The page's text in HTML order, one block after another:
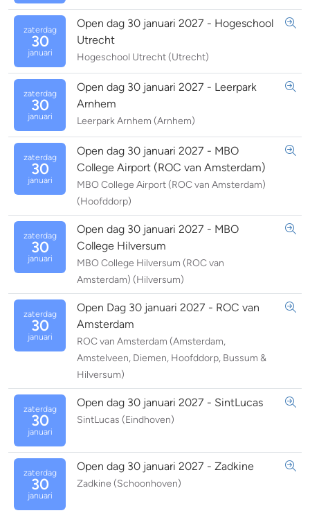
zaterdag
30
januari
Open dag 30 januari 2027 - Hogeschool
Utrecht
Hogeschool Utrecht (Utrecht)
zaterdag
30
januari
Open dag 30 januari 2027 - Leerpark
Arnhem
Leerpark Arnhem (Arnhem)
zaterdag
30
januari
Open dag 30 januari 2027 - MBO
College Airport (ROC van Amsterdam)
MBO College Airport (ROC van Amsterdam)
(Hoofddorp)
zaterdag
30
januari
Open dag 30 januari 2027 - MBO
College Hilversum
MBO College Hilversum (ROC van
Amsterdam) (Hilversum)
zaterdag
30
januari
Open Dag 30 januari 2027 - ROC van
Amsterdam
ROC van Amsterdam (Amsterdam,
Amstelveen, Diemen, Hoofddorp, Bussum &
Hilversum)
zaterdag
30
januari
Open dag 30 januari 2027 - SintLucas
SintLucas (Eindhoven)
zaterdag
30
januari
Open dag 30 januari 2027 - Zadkine
Zadkine (Schoonhoven)